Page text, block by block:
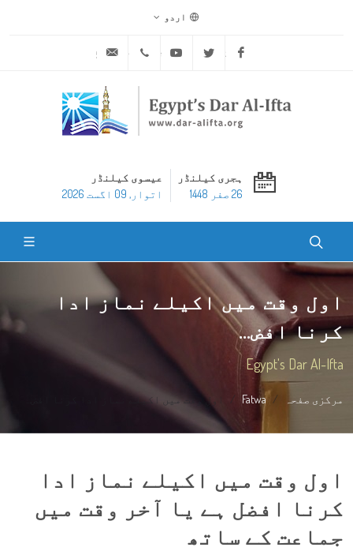
اردو
Facebook
Twitter
Youtube
ہجری کیلنڈر
26 صفر 1448
عیسوی کیلنڈر
اتوار, 09 اگست 2026
اول وقت میں اکیلے نماز ادا
کرنا افض...
Egypt's Dar Al-Ifta
مرکزی صفحہ Fatwa اول وقت میں اکیلے نماز ادا کرنا افض...
اول وقت میں اکیلے نماز ادا
کرنا افضل ہے یا آخر وقت میں
جماعت کے ساتھ